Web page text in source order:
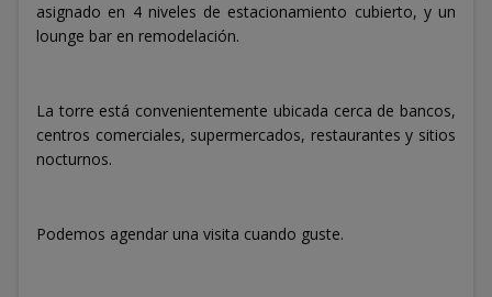
asignado en 4 niveles de estacionamiento cubierto, y un
lounge bar en remodelación.
La torre está convenientemente ubicada cerca de bancos,
centros comerciales, supermercados, restaurantes y sitios
nocturnos.
Podemos agendar una visita cuando guste.